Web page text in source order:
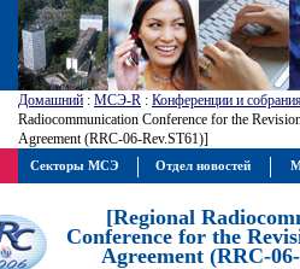
Домашний : МСЭ-R : Конференции и
Radiocommunication Conference for the
Agreement (RRC-06-Rev.ST61)]
[Regional
Conference for the
Agreement (RRC-
Секторы МСЭ Отдел новостей